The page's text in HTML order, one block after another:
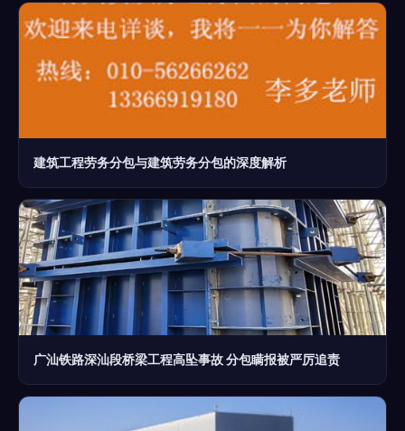
建筑工程劳务分包与建筑劳务分包的深度解析
广汕铁路深汕段桥梁工程高坠事故 分包瞒报被严厉追责